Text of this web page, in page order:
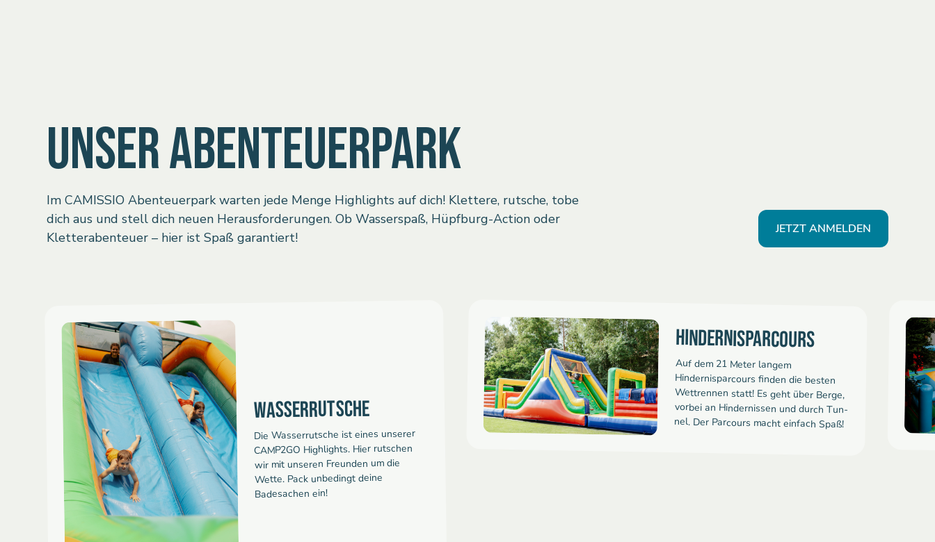
UNSER ABENTEUERPARK
Im CAMISSIO Abenteuerpark warten jede Menge Highlights auf dich! Klettere, rutsche, tobe
dich aus und stell dich neuen Herausforderungen. Ob Wasserspaß, Hüpfburg-Action oder
Kletterabenteuer – hier ist Spaß garantiert!
JETZT ANMELDEN
WASSERRUTSCHE
Die Wasserrutsche ist eines unserer
CAMP2GO Highlights. Hier rutschen
wir mit unseren Freunden um die
Wette. Pack unbedingt deine
Badesachen ein!
HINDERNISPARCOURS
Auf dem 21 Meter langem
Hindernisparcours finden die besten
Wettrennen statt! Es geht über Berge,
vor­bei an Hin­der­nis­sen und durch Tun­
nel. Der Parcours macht einfach Spaß!